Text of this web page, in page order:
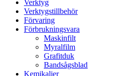
Verktyg
Verktygstillbehör
Förvaring
Förbrukningsvara
Maskinfilt
Myralfilm
Grafitduk
Bandsågsblad
Kemikalier